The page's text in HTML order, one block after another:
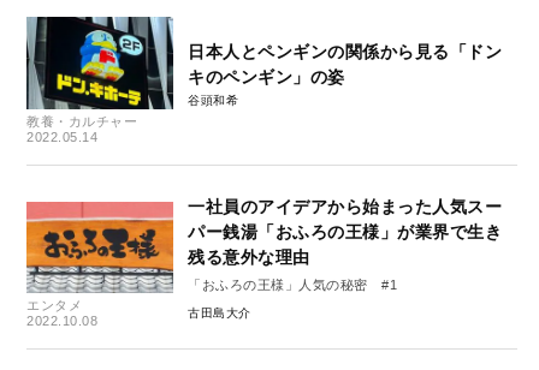
教養・カルチャー
2022.05.14
日本人とペンギンの関係から見る「ドン
キのペンギン」の姿
谷頭和希
エンタメ
2022.10.08
一社員のアイデアから始まった人気スー
パー銭湯「おふろの王様」が業界で生き
残る意外な理由
「おふろの王様」人気の秘密 #1
古田島大介